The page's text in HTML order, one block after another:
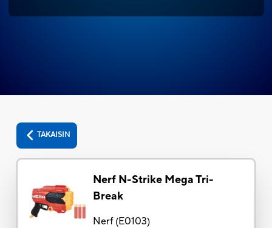
TAKAISIN
Nerf N-Strike Mega Tri-
Break
Nerf(E0103)